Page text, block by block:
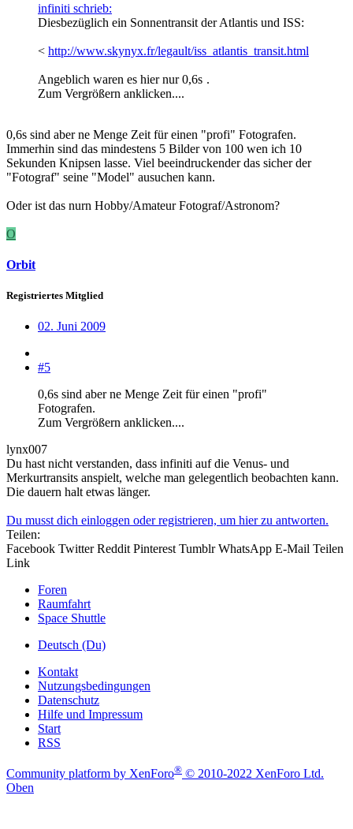
infiniti schrieb:
Diesbezüglich ein Sonnentransit der Atlantis und ISS:
< http://www.skynyx.fr/legault/iss_atlantis_transit.html
Angeblich waren es hier nur 0,6s .
Zum Vergrößern anklicken....
0,6s sind aber ne Menge Zeit für einen "profi" Fotografen.
Immerhin sind das mindestens 5 Bilder von 100 wen ich 10
Sekunden Knipsen lasse. Viel beeindruckender das sicher der
"Fotograf" seine "Model" ausuchen kann.
Oder ist das nurn Hobby/Amateur Fotograf/Astronom?
O
Orbit
Registriertes Mitglied
02. Juni 2009
#5
0,6s sind aber ne Menge Zeit für einen "profi"
Fotografen.
Zum Vergrößern anklicken....
lynx007
Du hast nicht verstanden, dass infiniti auf die Venus- und
Merkurtransits anspielt, welche man gelegentlich beobachten kann.
Die dauern halt etwas länger.
Du musst dich einloggen oder registrieren, um hier zu antworten.
Teilen:
Facebook Twitter Reddit Pinterest Tumblr WhatsApp E-Mail Teilen
Link
Foren
Raumfahrt
Space Shuttle
Deutsch (Du)
Kontakt
Nutzungsbedingungen
Datenschutz
Hilfe und Impressum
Start
RSS
Community platform by XenForo® © 2010-2022 XenForo Ltd.
Oben